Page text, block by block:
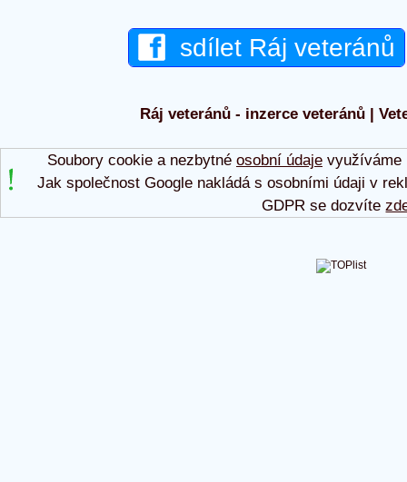
sdílet Ráj veteránů
Ráj veteránů - inzerce veteránů |
Soubory cookie a nezbytné osobní údajevyužíváme
Jak společnost Google nakládá s osobními údaji v
GDPR se dozvíte